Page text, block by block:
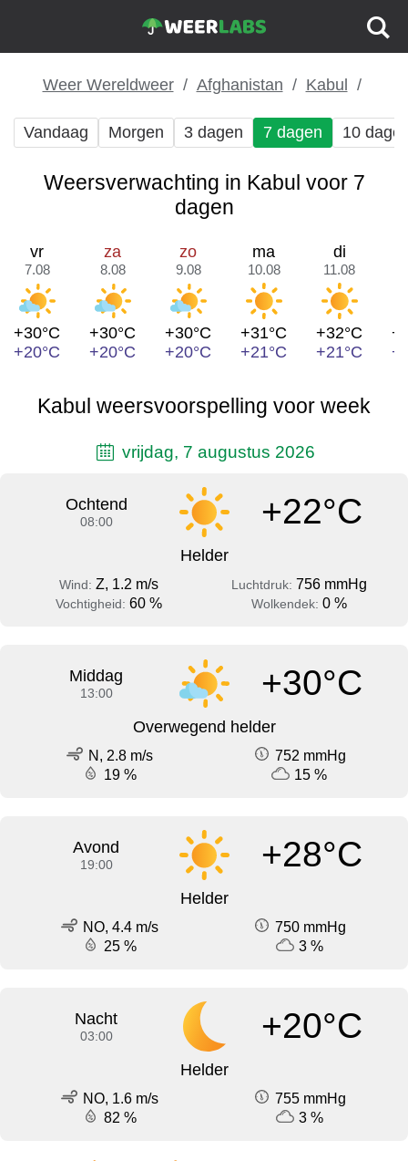
Weer Wereldweer Afghanistan Kabul
Vandaag Morgen 3 dagen 7 dagen 10
Weersverwachting in Kabul voor 7
dagen
vr
7.08
+30°C
+20°C
za
8.08
+30°C
+20°C
zo
9.08
+30°C
+20°C
ma
10.08
+31°C
+21°C
di
11.08
+32°C
+21°C
Kabul weersvoorspelling voor week
vrijdag, 7 augustus 2026
Ochtend
08:00 +22°C
Helder
Wind: Z, 1.2 m/s Luchtdruk: 756 mmHg
Vochtigheid: 60 % Wolkendek: 0 %
Middag
13:00 +30°C
Overwegend helder
N, 2.8 m/s
752 mmHg
19 %
15 %
Avond
19:00 +28°C
Helder
NO, 4.4 m/s
750 mmHg
25 %
3 %
Nacht
03:00 +20°C
Helder
NO, 1.6 m/s
755 mmHg
82 %
3 %